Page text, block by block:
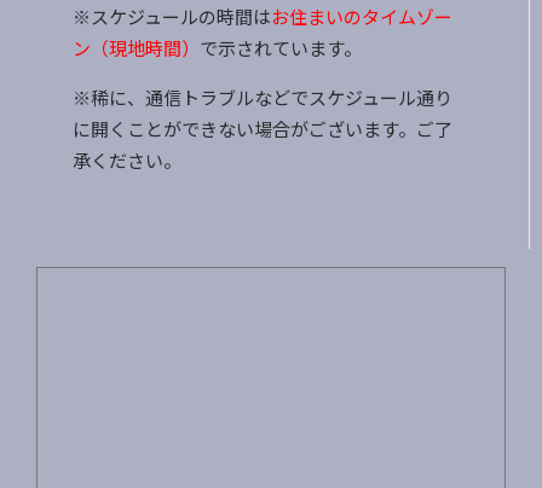
※スケジュールの時間はお住まいのタイムゾー
ン（現地時間） で示されています。
※稀に、通信トラブルなどでスケジュール通り
に開くことができない場合がございます。ご了
承ください。